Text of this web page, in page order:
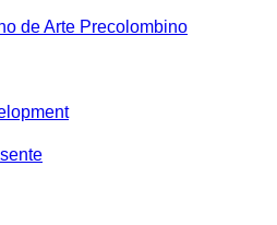
de Arte Precolombino